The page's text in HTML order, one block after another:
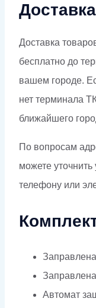
Доставка
Доставка
бесплатно до
вашем городе.
нет терминала
ближайшего
По вопросам
можете
телефону или
Автомат